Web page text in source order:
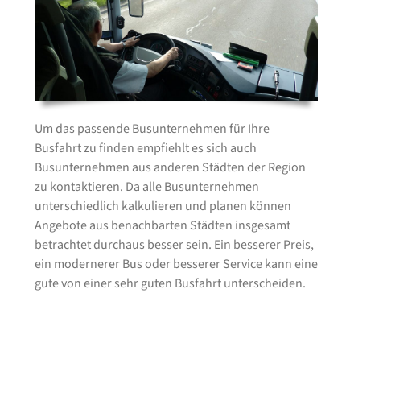
Um das passende Busunternehmen für Ihre
Busfahrt zu finden empfiehlt es sich auch
Busunternehmen aus anderen Städten der Region
zu kontaktieren. Da alle Busunternehmen
unterschiedlich kalkulieren und planen können
Angebote aus benachbarten Städten insgesamt
betrachtet durchaus besser sein. Ein besserer Preis,
ein modernerer Bus oder besserer Service kann eine
gute von einer sehr guten Busfahrt unterscheiden.